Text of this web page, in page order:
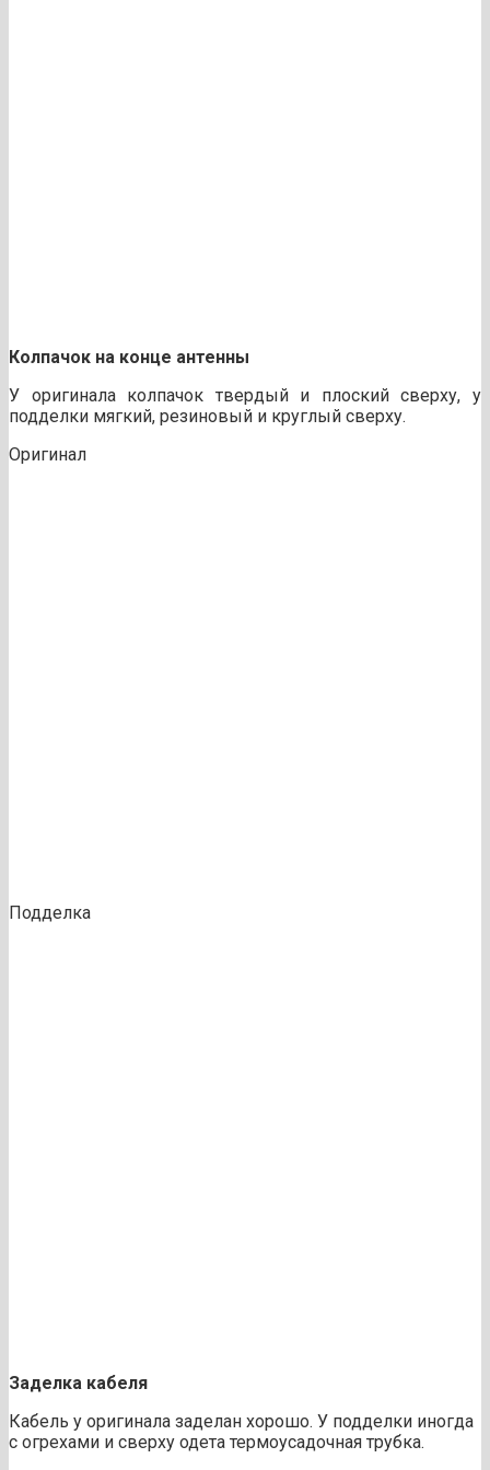
Колпачок на конце антенны
У оригинала колпачок твердый и плоский сверху, у
подделки мягкий, резиновый и круглый сверху.
Оригинал
Подделка
Заделка кабеля
Кабель у оригинала заделан хорошо. У подделки иногда
с огрехами и сверху одета термоусадочная трубка.